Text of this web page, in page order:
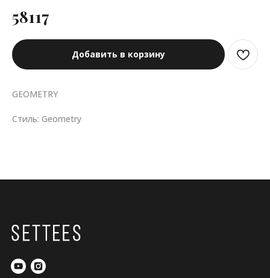
58117
Добавить в корзину
GEOMETRY
Стиль: Geometry